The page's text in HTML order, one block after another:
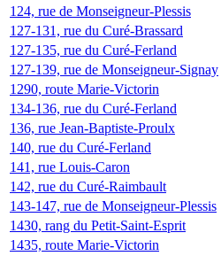
124, rue de Monseigneur-Plessis
127-131, rue du Curé-Brassard
127-135, rue du Curé-Ferland
127-139, rue de Monseigneur-Signay
1290, route Marie-Victorin
134-136, rue du Curé-Ferland
136, rue Jean-Baptiste-Proulx
140, rue du Curé-Ferland
141, rue Louis-Caron
142, rue du Curé-Raimbault
143-147, rue de Monseigneur-Plessis
1430, rang du Petit-Saint-Esprit
1435, route Marie-Victorin